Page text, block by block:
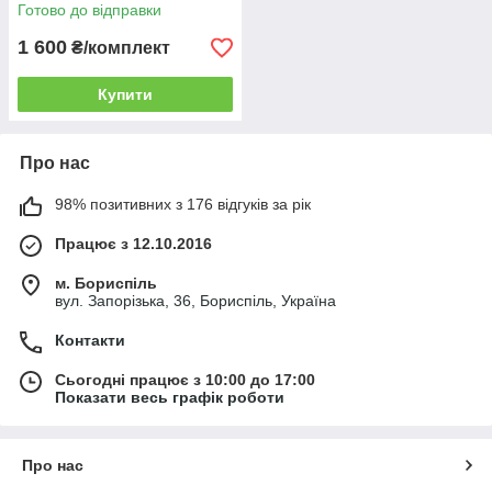
Готово до відправки
1 600 ₴/комплект
Купити
Про нас
98% позитивних з 176 відгуків за рік
Працює з 12.10.2016
м. Бориспіль
вул. Запорізька, 36, Бориспіль, Україна
Контакти
Сьогодні працює з 10:00 до 17:00
Показати весь графік роботи
Про нас